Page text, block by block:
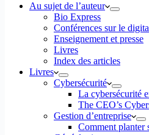
Au sujet de l’auteur
Bio Express
Conférences sur le
Enseignement et presse
Livres
Index des articles
Livres
Cybersécurité
La cybersécurité
The CEO’s
Gestion d’entreprise
Comment planter